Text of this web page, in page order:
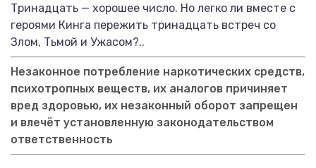
Тринадцать — хорошее число. Но легко ли вместе с
героями Кинга пережить тринадцать встреч со
Злом, Тьмой и Ужасом?..
Незаконное потребление наркотических средств,
психотропных веществ, их аналогов причиняет
вред здоровью, их незаконный оборот запрещен
и влечёт установленную законодательством
ответственность